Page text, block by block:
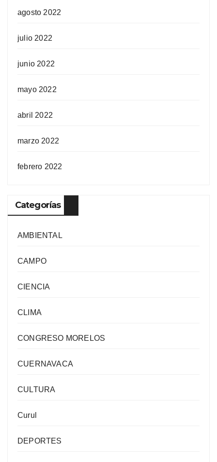
agosto 2022
julio 2022
junio 2022
mayo 2022
abril 2022
marzo 2022
febrero 2022
Categorías
AMBIENTAL
CAMPO
CIENCIA
CLIMA
CONGRESO MORELOS
CUERNAVACA
CULTURA
Curul
DEPORTES